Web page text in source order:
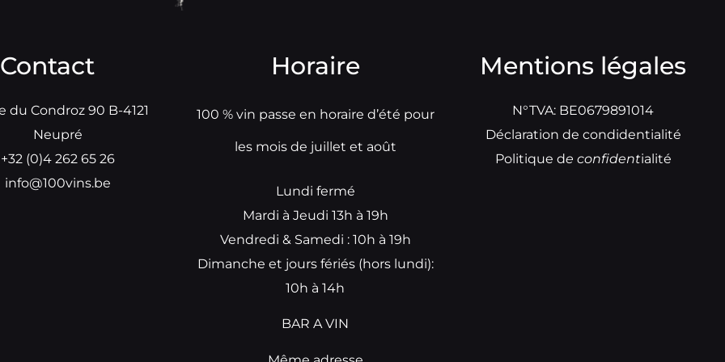
Contact
du Condroz 90 B-4121
Neupré
+32 (0)4 262 65 26
info@100vins.be
Horaire
100 % vin passe en horaire d’été pour
les mois de juillet et août
Lundi fermé
Mardi à Jeudi 13h à 19h
Vendredi & Samedi : 10h à 19h
Dimanche et jours fériés (hors lundi):
10h à 14h
BAR A VIN
Mentions légales
N°TVA: BE0679891014
Déclaration de condidentialité
Politique de confidentialité